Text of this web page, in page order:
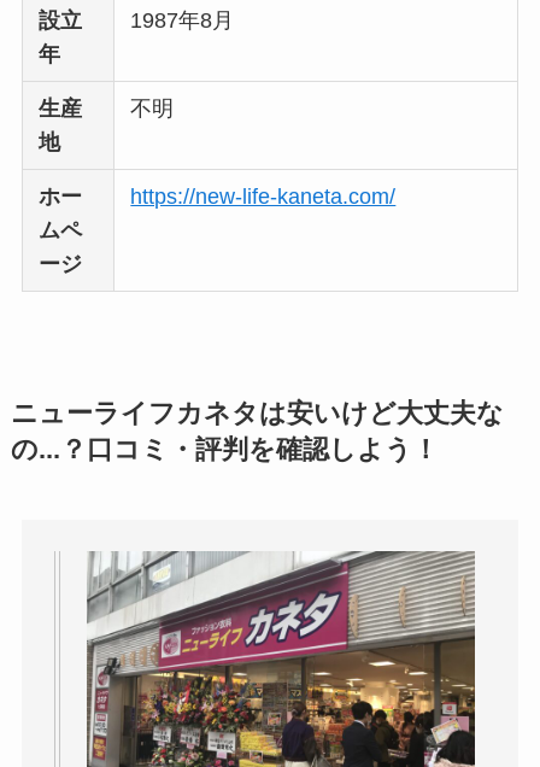
設立
年
1987年8月
生産
地
不明
ホー
ムペ
ージ
https://new-life-kaneta.com/
ニューライフカネタは安いけど大丈夫な
の...？口コミ・評判を確認しよう！